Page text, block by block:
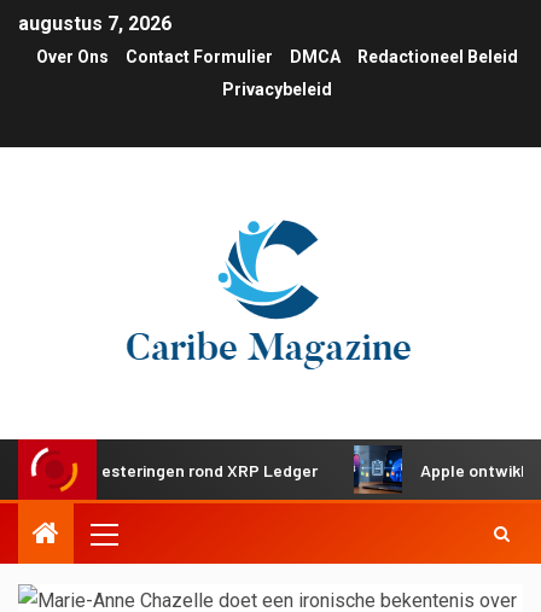
augustus 7, 2026
Over Ons Contact Formulier DMCA
Redactioneel Beleid
Privacybeleid
investeringen rond XRP Ledger Apple ontwikkelt